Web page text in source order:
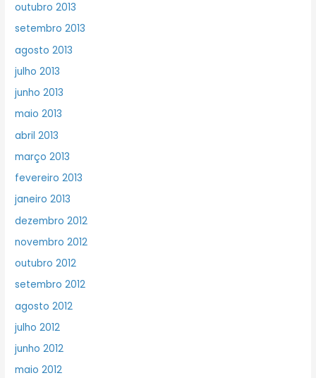
outubro 2013
setembro 2013
agosto 2013
julho 2013
junho 2013
maio 2013
abril 2013
março 2013
fevereiro 2013
janeiro 2013
dezembro 2012
novembro 2012
outubro 2012
setembro 2012
agosto 2012
julho 2012
junho 2012
maio 2012